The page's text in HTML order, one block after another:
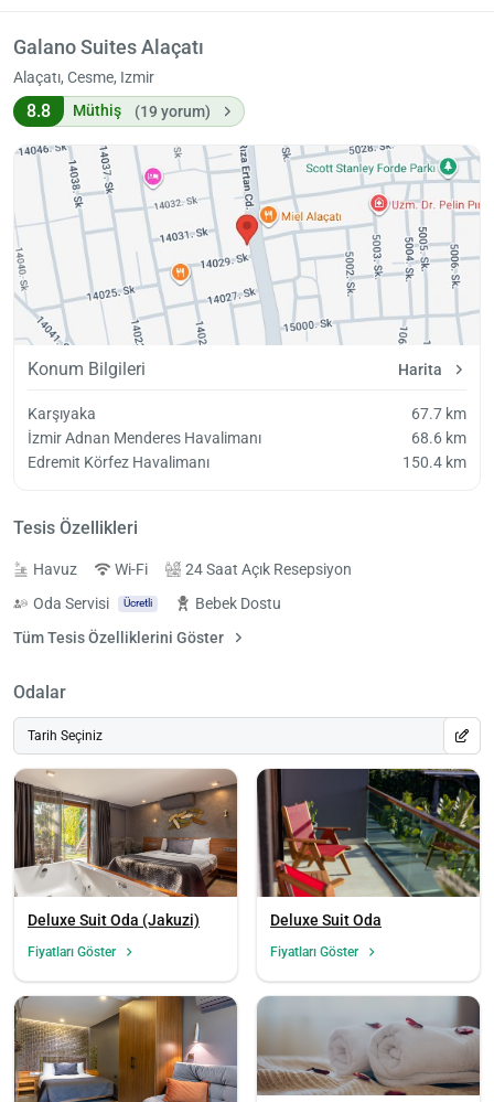
Galano Suites Alaçatı
Alaçatı, Cesme, Izmir
8.8 Müthiş (19 yorum)
Konum Bilgileri Harita
Karşıyaka
67.7 km
İzmir Adnan Menderes Havalimanı
68.6 km
Edremit Körfez Havalimanı
150.4 km
Tesis Özellikleri
Havuz Wi-Fi
24 Saat Açık Resepsiyon
Oda Servisi
Ücretli
Bebek Dostu
Tüm Tesis Özelliklerini Göster
Odalar
Tarih Seçiniz
Deluxe Suit Oda (Jakuzi)
Fiyatları Göster
Deluxe Suit Oda
Fiyatları Göster